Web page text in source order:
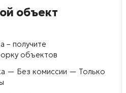
объект
– получите
объектов
— Без комиссии — Только